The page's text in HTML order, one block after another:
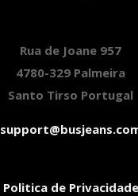
Rua de Joane 957
4780-329 Palmeira
Santo Tirso Portugal
Politica de Privacidade